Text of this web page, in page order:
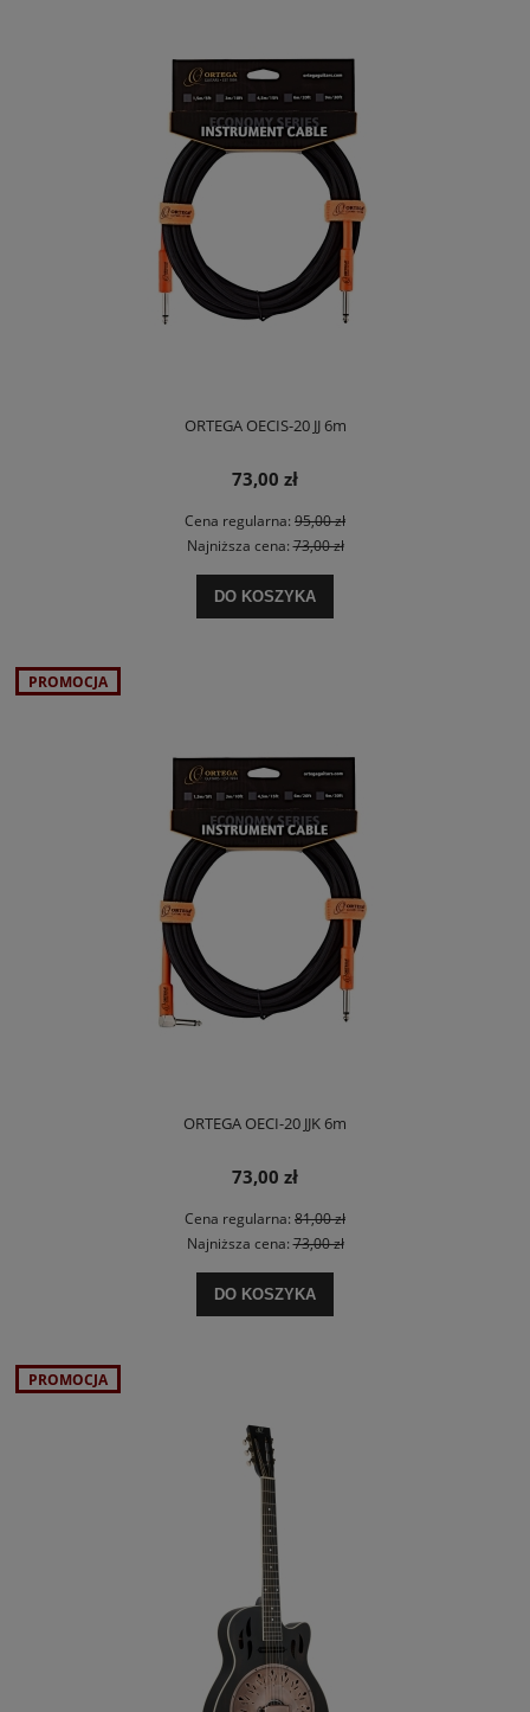
ORTEGA OECIS-20 JJ 6m
73,00 zł
Cena regularna: 95,00 zł
Najniższa cena:73,00 zł
DO KOSZYKA
ORTEGA OECI-20 JJK 6m
73,00 zł
Cena regularna: 81,00 zł
Najniższa cena:73,00 zł
DO KOSZYKA
PROMOCJA
PROMOCJA